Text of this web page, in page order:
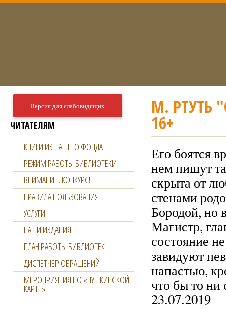
М. РТУТЬ
16+
Его боятся
нем пишут
скрыта от
стенами
Бородой, но
Магистр,
состояние
завидуют
напастью,
что бы то ни
23.07.2019
Версия для слабовидящих
ЧИТАТЕЛЯМ
КНИГИ ИЗ НАШЕГО ФОНДА
РЕЖИМ РАБОТЫ БИБЛИОТЕКИ
ВНИМАНИЕ, КОНКУРС!
ПРАВИЛА ПОЛЬЗОВАНИЯ
УСЛУГИ
НАШИ ИЗДАНИЯ
ПЛАН РАБОТЫ БИБЛИОТЕК
ДИСПЕТЧЕР ОБРАЩЕНИЙ
МЕРОПРИЯТИЯ ПО «ПУШКИНСКОЙ
КАРТЕ»